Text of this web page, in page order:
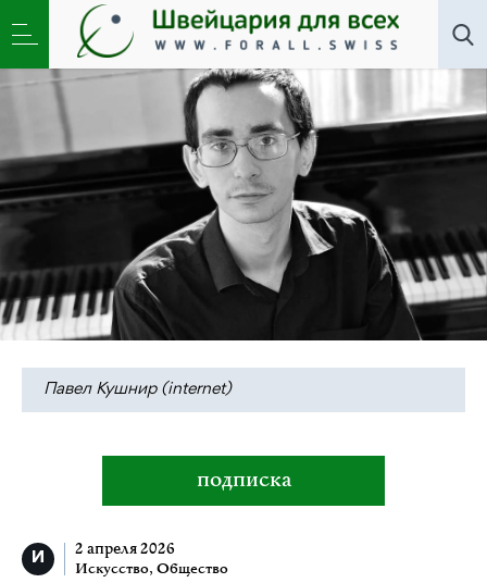
Искусство Новости,Общество»«Мазурки по
средам»: проза и музыка сопротивления
Павел Кушнир (internet)
подписка
2 апреля 2026
Искусство, Общество